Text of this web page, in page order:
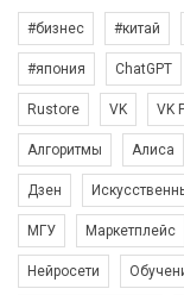
#бизнес #китай
#япония ChatGPT
Rustore VK VK
Алгоритмы Алиса
Дзен
МГУ Маркетплейс
Нейросети